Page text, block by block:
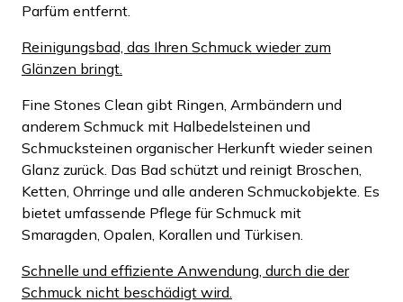
Parfüm entfernt.
Reinigungsbad, das Ihren Schmuck wieder zum
Glänzen bringt.
Fine Stones Clean gibt Ringen, Armbändern und
anderem Schmuck mit Halbedelsteinen und
Schmucksteinen organischer Herkunft wieder seinen
Glanz zurück. Das Bad schützt und reinigt Broschen,
Ketten, Ohrringe und alle anderen Schmuckobjekte. Es
bietet umfassende Pflege für Schmuck mit
Smaragden, Opalen, Korallen und Türkisen.
Schnelle und effiziente Anwendung, durch die der
Schmuck nicht beschädigt wird.